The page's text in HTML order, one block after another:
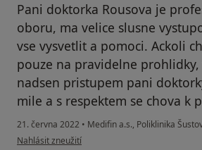
Pani doktorka Rousova je
oboru, ma velice slusne
vse vysvetlit a pomoci. Ackoli
pouze na pravidelne prohlidky,
nadsen pristupem pani
mile a s respektem se chova k
21. června 2022 • Medifin a.s., Poliklinika
podle názoru uživatele Michal Benes
Nahlásit zneužití